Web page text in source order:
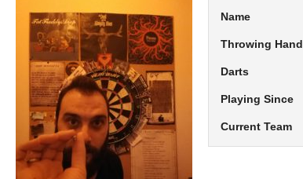
Name
Throwing Hand
Darts
Playing Since
Current Team